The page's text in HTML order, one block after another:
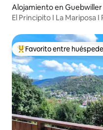
Alojamiento en Guebwiller
El Principito I La Mariposa I
Favorito entre huéspedes
Favorito entre